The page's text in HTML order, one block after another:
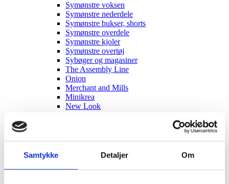
Samtykke Detaljer Om
Symønstre voksen
Symønstre nederdele
Symønstre bukser, shorts
Symønstre overdele
Symønstre kjoler
Symønstre overtøj
Sybøger og magasiner
The Assembly Line
Onion
Merchant and Mills
Minikrea
New Look
UDSALG Liberty, metervarer og sytilbehør
TILBUD Liberty Fabrics
TILBUD metervarer
TILBUD sytilbehør